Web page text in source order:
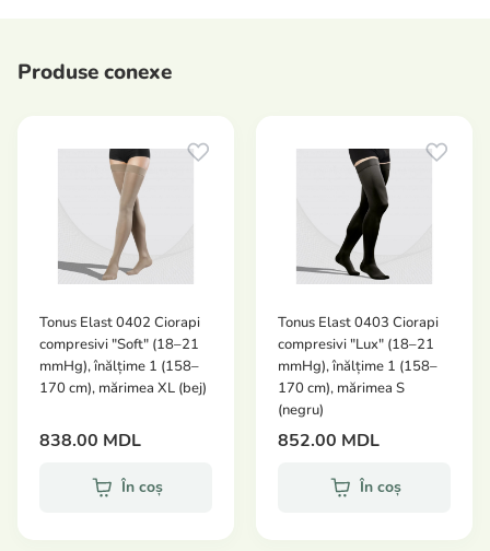
arsură la nivelul picioarelor, crampe ale mușchilor
gambei, rețele vasculare și vene varicoase izolate.
Produsele medicale compresive Clasa II de
compresie (23–32 mmHg) sunt recomandate
pentru:
tulburări trofice;
tratamentul tromboflebitei acute și al trombozei
venoase profunde;
tratamentul și prevenirea sindromului
posttrombotic;
recuperarea după intervențiile chirurgicale pentru
varice.
Produse conexe
Tonus Elast 0402 Ciorapi
compresivi "Soft" (18–21
mmHg), înălțime 1 (158–
170 cm), mărimea XL (bej)
838.00 MDL
În coș
Tonus Elast 0403 Ciorapi
compresivi "Lux" (18–21
mmHg), înălțime 1 (158–
170 cm), mărimea S
(negru)
852.00 MDL
În coș